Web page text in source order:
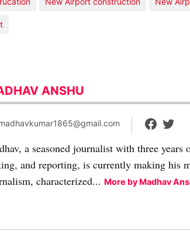
ANSHU
a seasoned journalist with three
and reporting, is currently making his
characterized... More by Madhav